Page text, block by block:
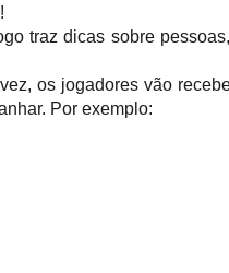
traz dicas sobre
os jogadores vão
Por exemplo: